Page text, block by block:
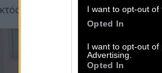
I want to opt-out of
Opted In
I want to opt-out of
Advertising.
Opted In
προπόνησης.